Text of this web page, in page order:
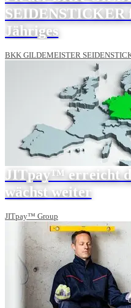
SEIDENSTICKER
Jähriges
BKK GILDEMEISTER
JITpay™ erreicht
wächst weiter
JITpay™ Group